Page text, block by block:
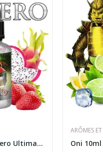
Concentré Kami Zero Ultimate 30ml - Arômes et...
ARÔMES